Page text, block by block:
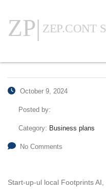
October 9, 2024
Posted by:
Category: Business plans
No Comments
Start-up-ul local Footprints